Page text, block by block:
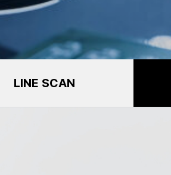
LINE SCAN